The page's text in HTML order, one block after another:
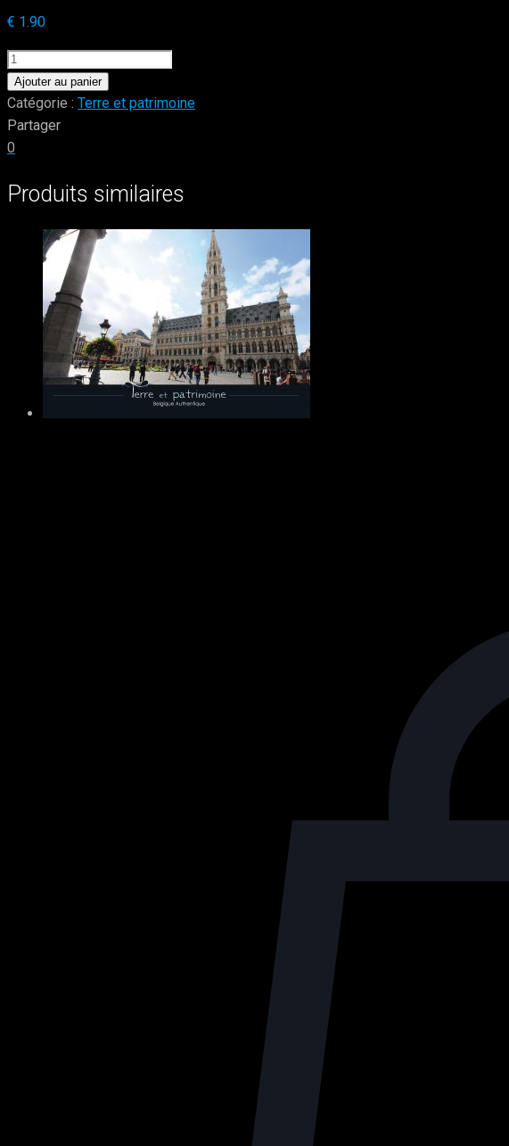
€ 1.90
quantité
de
144.
Dinant-
sur-
sa
Ajouter au panier
Catégorie : Terre et patrimoine
Partager
0
Produits similaires